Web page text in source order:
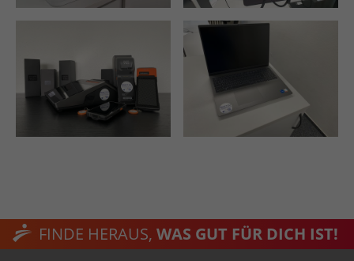
FINDE HERAUS, WAS GUT FÜR DICH IST!